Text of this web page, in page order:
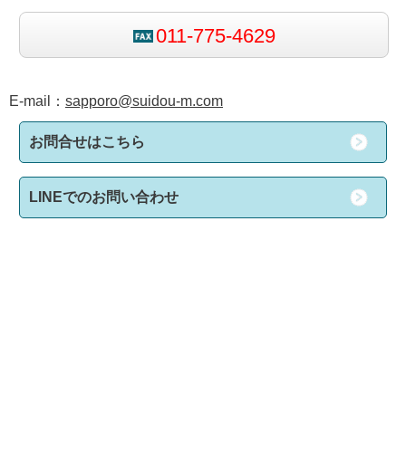
011-775-4629
E-mail： sapporo@suidou-m.com
お問合せはこちら
LINEでのお問い合わせ